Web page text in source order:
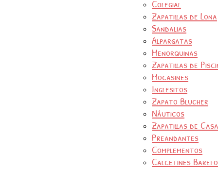
Colegial
Zapatillas de Lona
Sandalias
Alpargatas
Menorquinas
Zapatillas de
Mocasines
Inglesitos
Zapato Blucher
Náuticos
Zapatillas de Casa
Preandantes
Complementos
Calcetines